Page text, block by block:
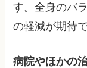
す。全身のバ
の軽減が期待
病院やほかの